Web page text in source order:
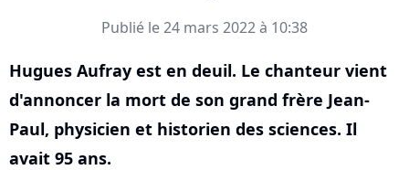
Publié le 24 mars 2022 à 10:38
Hugues Aufray est en deuil. Le chanteur vient
d'annoncer la mort de son grand frère Jean-
Paul, physicien et historien des sciences. Il
avait 95 ans.